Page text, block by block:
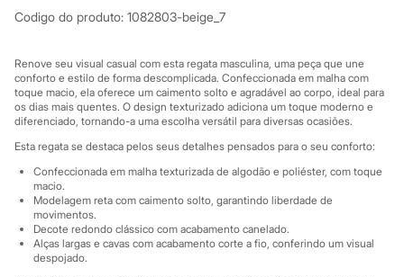
Marcas
Mindset
Sawary
Yessica
Moda esportiva
Blusas
Calçados
Leggings
Shorts e Bermudas
Tops
Moda íntima
Calcinhas
Cintas e Modeladores
Codigo do produto: 1082803-beige_7
Renove seu visual casual com esta regata masculina, uma peça que une
conforto e estilo de forma descomplicada. Confeccionada em malha com
toque macio, ela oferece um caimento solto e agradável ao corpo, ideal para
os dias mais quentes. O design texturizado adiciona um toque moderno e
diferenciado, tornando-a uma escolha versátil para diversas ocasiões.
Esta regata se destaca pelos seus detalhes pensados para o seu conforto:
Confeccionada em malha texturizada de algodão e poliéster, com toque
macio.
Modelagem reta com caimento solto, garantindo liberdade de
movimentos.
Decote redondo clássico com acabamento canelado.
Alças largas e cavas com acabamento corte a fio, conferindo um visual
despojado.